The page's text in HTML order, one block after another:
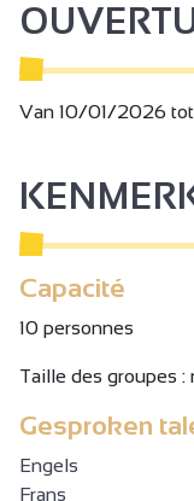
Van 10/01/2026
Capacité
10 personnes
Taille des groupes :
Gesproken
Engels
Frans